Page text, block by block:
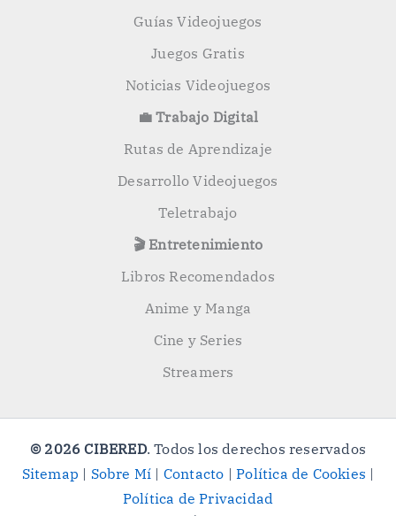
Guías Videojuegos
Juegos Gratis
Noticias Videojuegos
💼 Trabajo Digital
Rutas de Aprendizaje
Desarrollo Videojuegos
Teletrabajo
🎬 Entretenimiento
Libros Recomendados
Anime y Manga
Cine y Series
Streamers
© 2026 CIBERED. Todos los derechos reservados
Sitemap | Sobre Mí | Contacto |Política de Cookies |
Política de Privacidad